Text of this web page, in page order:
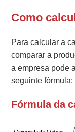
Como
Para calcular a
comparar a
a empresa pode
seguinte fórmula:
Fórmula da